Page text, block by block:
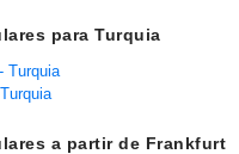
para Turquia
Turquia
a partir de Frankfurt